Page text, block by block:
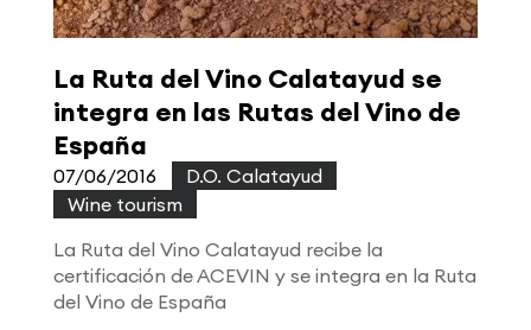
La Ruta del Vino Calatayud se
integra en las Rutas del Vino de
España
07/06/2016 D.O. Calatayud
Wine tourism
La Ruta del Vino Calatayud recibe la
certificación de ACEVIN y se integra en la Ruta
del Vino de España